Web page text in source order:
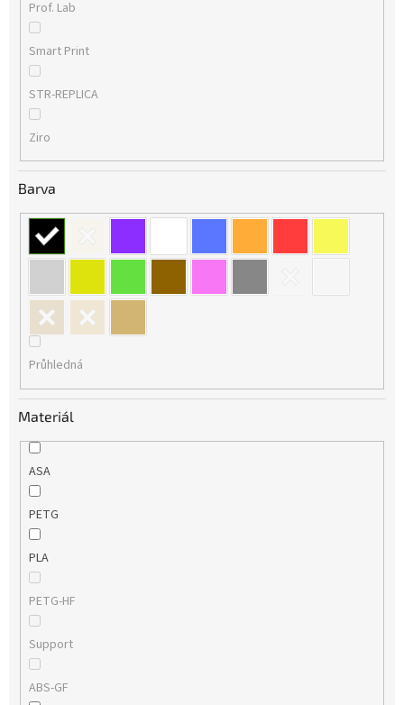
Prof. Lab
Smart Print
STR-REPLICA
Ziro
Barva
Průhledná
Materiál
ASA
PETG
PLA
PETG-HF
Support
ABS-GF